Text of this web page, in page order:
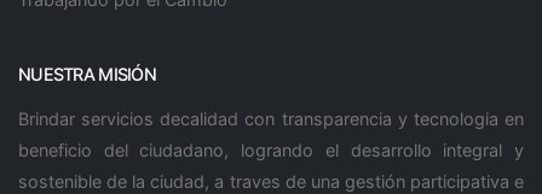
NUESTRA MISIÓN
Brindar servicios decalidad con transparencia y tecnologia en
beneficio del ciudadano, logrando el desarrollo integral y
sostenible de la ciudad, a traves de una gestión participativa e